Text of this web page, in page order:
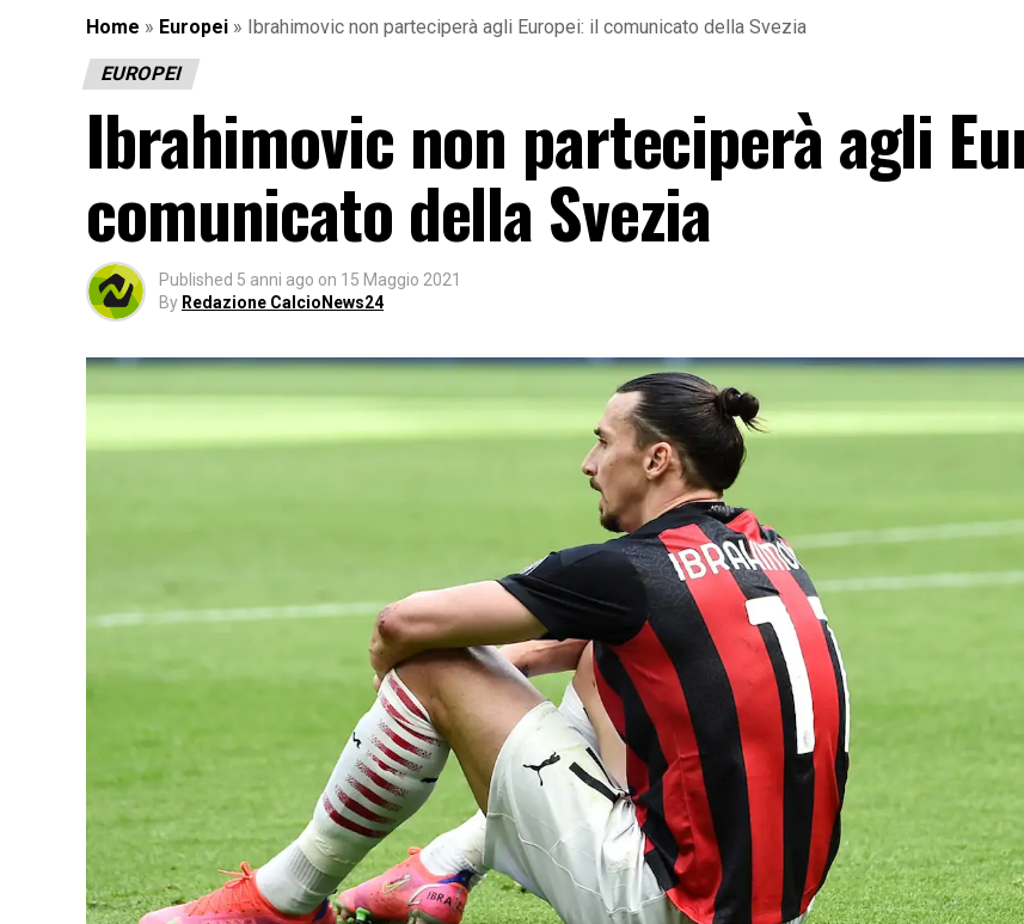
Home » Europei » Ibrahimovic non parteciperà agli Europei: il comunicato della Svezia
EUROPEI
Ibrahimovic non parteciperà agli
comunicato della Svezia
Published 5 anni ago on 15 Maggio 2021
By Redazione CalcioNews24